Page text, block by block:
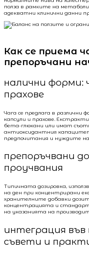
полза в рамките на
адекватни клинични данни
Как се приема
препоръчани
налични форми:
прахове
Чага се предлага в
капсули и прахове.
бета-глюкани или имат
антиоксидантния
предпочитания и нуждите
препоръчвани
проучвания
Типичната дозировка,
на ден при концентрирани
хранителните добавки
концентрацията и
на указанията на
интеграция във
съвети и